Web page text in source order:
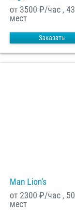
от 3500 ₽/час , 43
мест
Заказать
Man Lion's
от 2300 ₽/час , 50
мест